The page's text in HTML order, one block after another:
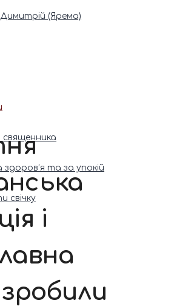
Димитрій (Ярема)
здоров’я та за упокій
свічку
і